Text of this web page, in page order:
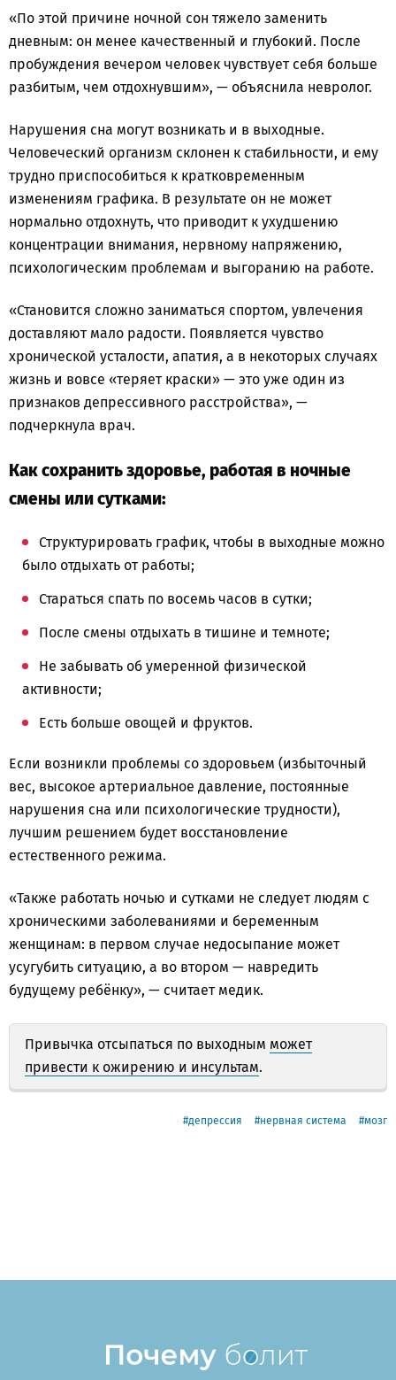
«По этой причине ночной сон тяжело заменить
дневным: он менее качественный и глубокий. После
пробуждения вечером человек чувствует себя больше
разбитым, чем отдохнувшим», — объяснила невролог.
Нарушения сна могут возникать и в выходные.
Человеческий организм склонен к стабильности, и ему
трудно приспособиться к кратковременным
изменениям графика. В результате он не может
нормально отдохнуть, что приводит к ухудшению
концентрации внимания, нервному напряжению,
психологическим проблемам и выгоранию на работе.
«Становится сложно заниматься спортом, увлечения
доставляют мало радости. Появляется чувство
хронической усталости, апатия, а в некоторых случаях
жизнь и вовсе «теряет краски» — это уже один из
признаков депрессивного расстройства», —
подчеркнула врач.
Как сохранить здоровье, работая в ночные
смены или сутками:
Структурировать график, чтобы в выходные можно
было отдыхать от работы;
Стараться спать по восемь часов в сутки;
После смены отдыхать в тишине и темноте;
Не забывать об умеренной физической
активности;
Есть больше овощей и фруктов.
Если возникли проблемы со здоровьем (избыточный
вес, высокое артериальное давление, постоянные
нарушения сна или психологические трудности),
лучшим решением будет восстановление
естественного режима.
«Также работать ночью и сутками не следует людям с
хроническими заболеваниями и беременным
женщинам: в первом случае недосыпание может
усугубить ситуацию, а во втором — навредить
будущему ребёнку», — считает медик.
Привычка отсыпаться по выходным может
привести к ожирению и инсультам.
депрессия нервная система мозг